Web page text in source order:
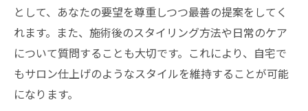
として、あなたの要望を尊重しつつ最善の提案をしてく
れます。また、施術後のスタイリング方法や日常のケア
について質問することも大切です。これにより、自宅で
もサロン仕上げのようなスタイルを維持することが可能
になります。